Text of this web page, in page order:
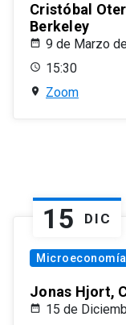
Cristóbal
Berkeley
9 de Marzo
15:30
Zoom
15 DIC
Jonas Hjort,
15 de